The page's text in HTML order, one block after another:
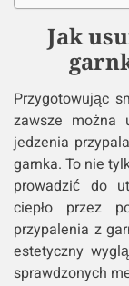
Jak
Przygotowując
zawsze można
jedzenia
garnka. To nie
prowadzić do
ciepło przez
przypalenia z
estetyczny
sprawdzonych